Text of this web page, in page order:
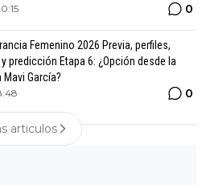
0
Femenino 2026 Previa, perfiles,
predicción Etapa 6: ¿Opción desde la
García?
0
articulos